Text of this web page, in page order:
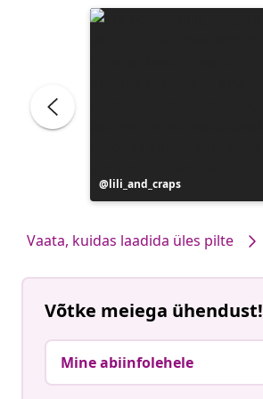
Postitus
avaldatud
lili_and_craps
Vaata, kuidas laadida üles pilte
Võtke meiega ühendust!
Mine abiinfolehele